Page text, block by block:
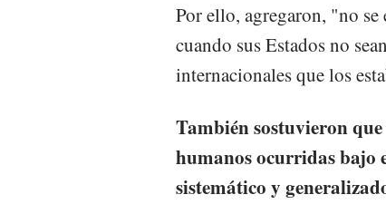
Por ello, agregaron, "no
cuando sus Estados no
internacionales que los
También sostuvieron
humanos ocurridas bajo
sistemático y